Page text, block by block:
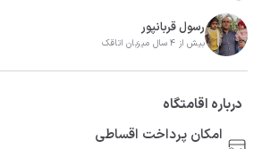
رسول قربانپور
بیش از 4 سال میزبان اتاقک
درباره اقامتگاه
امکان پرداخت اقساطی